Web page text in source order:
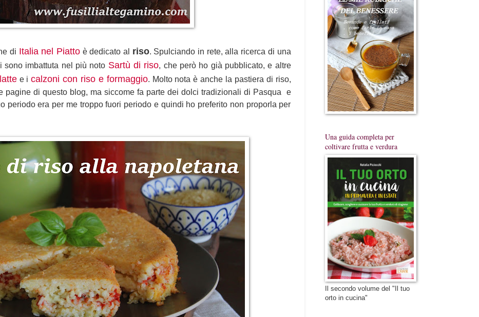
di Italia nel Piatto è dedicato al riso. Spulciando in rete, alla ricerca di una
sono imbattuta nel più noto Sartù di riso, che però ho già pubblicato, e altre
e icalzoni con riso e formaggio. Molto nota è anche la pastiera di riso,
di questo blog, ma siccome fa parte dei dolci tradizionali di Pasqua e
periodo era per me troppo fuori periodo e quindi ho preferito non proporla per
Una guida completa per
coltivare frutta e verdura
Il secondo volume del "Il tuo
orto in cucina"